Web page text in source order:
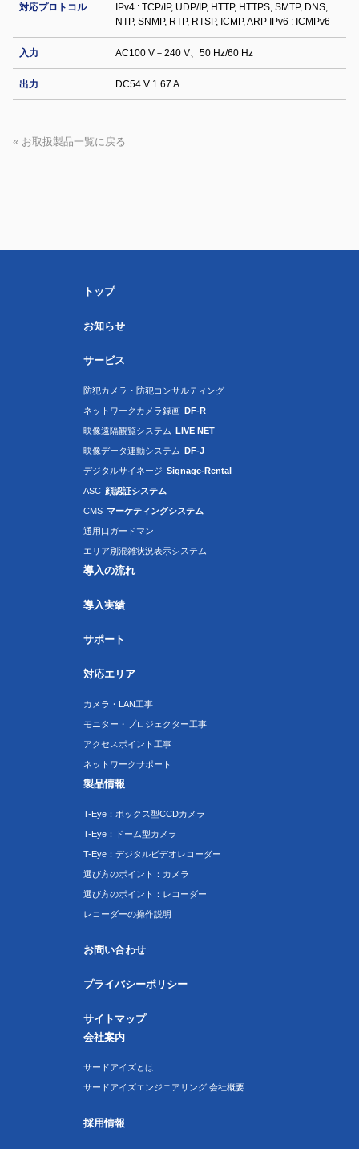
対応プロトコル
IPv4 : TCP/IP, UDP/IP, HTTP, HTTPS, SMTP, DNS,
NTP, SNMP, RTP, RTSP, ICMP, ARP IPv6 : ICMPv6
入力 AC100 V－240 V、50 Hz/60 Hz
出力 DC54 V 1.67 A
« お取扱製品一覧に戻る
トップ
お知らせ
サービス
防犯カメラ・防犯コンサルティング
ネットワークカメラ録画 DF-R
映像遠隔観覧システム LIVE NET
映像データ連動システム DF-J
デジタルサイネージ Signage-Rental
ASC 顔認証システム
CMS マーケティングシステム
通用口ガードマン
エリア別混雑状況表示システム
導入の流れ
導入実績
サポート
対応エリア
カメラ・LAN工事
モニター・プロジェクター工事
アクセスポイント工事
ネットワークサポート
製品情報
T-Eye：ボックス型CCDカメラ
T-Eye：ドーム型カメラ
T-Eye：デジタルビデオレコーダー
選び方のポイント：カメラ
選び方のポイント：レコーダー
レコーダーの操作説明
お問い合わせ
プライバシーポリシー
サイトマップ
会社案内
サードアイズとは
サードアイズエンジニアリング 会社概要
採用情報